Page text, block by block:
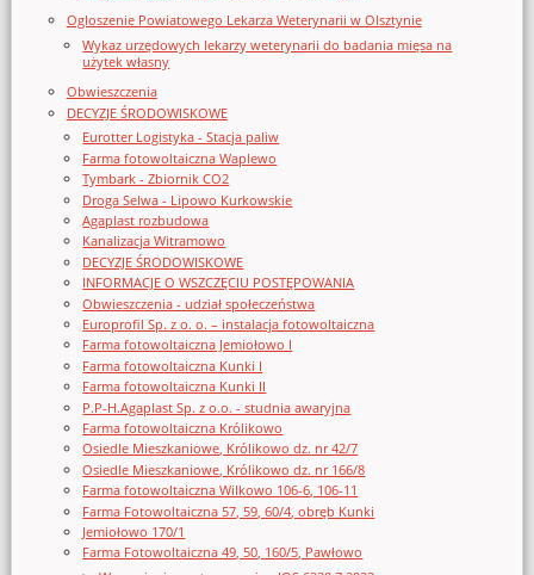
Ogloszenie Powiatowego Lekarza Weterynarii w Olsztynie
Wykaz urzędowych lekarzy weterynarii do badania mięsa na
użytek własny
Obwieszczenia
DECYZJE ŚRODOWISKOWE
Eurotter Logistyka - Stacja paliw
Farma fotowoltaiczna Waplewo
Tymbark - Zbiornik CO2
Droga Selwa - Lipowo Kurkowskie
Agaplast rozbudowa
Kanalizacja Witramowo
DECYZJE ŚRODOWISKOWE
INFORMACJE O WSZCZĘCIU POSTĘPOWANIA
Obwieszczenia - udział społeczeństwa
Europrofil Sp. z o. o. – instalacja fotowoltaiczna
Farma fotowoltaiczna Jemiołowo I
Farma fotowoltaiczna Kunki I
Farma fotowoltaiczna Kunki II
P.P-H.Agaplast Sp. z o.o. - studnia awaryjna
Farma fotowoltaiczna Królikowo
Osiedle Mieszkaniowe, Królikowo dz. nr 42/7
Osiedle Mieszkaniowe, Królikowo dz. nr 166/8
Farma fotowoltaiczna Wilkowo 106-6, 106-11
Farma Fotowoltaiczna 57, 59, 60/4, obręb Kunki
Jemiołowo 170/1
Farma Fotowoltaiczna 49, 50, 160/5, Pawłowo